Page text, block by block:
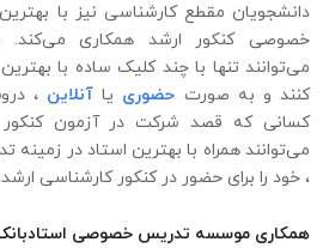
دانشجویان مقطع کارشناسی نیز با
خصوصی کنکور ارشد همکاری می‌کند.
می‌توانند تنها با چند کلیک ساده با بهترین
کنند و به صورت حضوری یا آنلاین ،
کسانی که قصد شرکت در آزمون کنکور
می‌توانند همراه با بهترین استاد در
، خود را برای حضور در کنکور کارشناسی
همکاری موسسه تدریس خصوصی استادبانک